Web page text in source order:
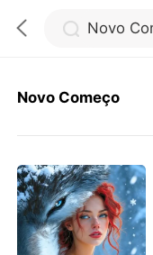
Loja
Histórico
Novo Começo